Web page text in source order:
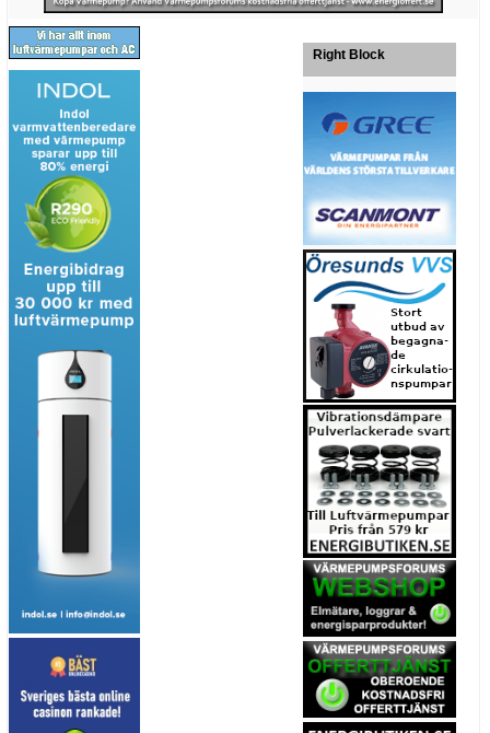
Right Block